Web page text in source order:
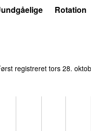
Rotation
registreret tors 28.